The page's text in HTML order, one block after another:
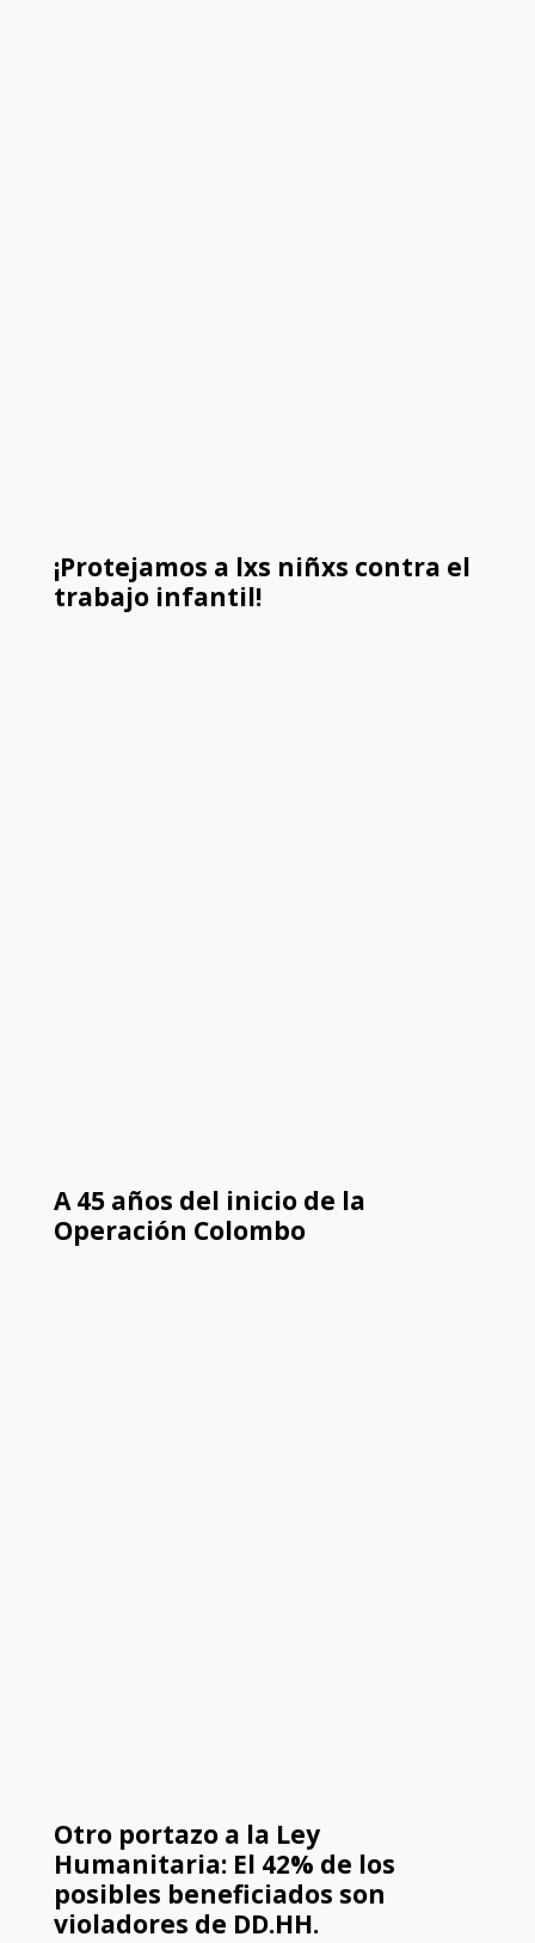
¡Protejamos a lxs niñxs contra el
trabajo infantil!
A 45 años del inicio de la
Operación Colombo
Otro portazo a la Ley
Humanitaria: El 42% de los
posibles beneficiados son
violadores de DD.HH.